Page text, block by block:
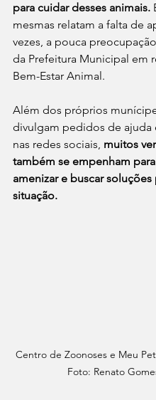
para cuidar desses animais.
mesmas relatam a falta de
vezes, a pouca
da Prefeitura Municipal em
Bem-Estar Animal.
Além dos próprios
divulgam pedidos de ajuda
nas redes sociais, muitos
também se empenham
amenizar e buscar soluções
situação.
Centro de Zoonoses e Meu
Foto: Renato